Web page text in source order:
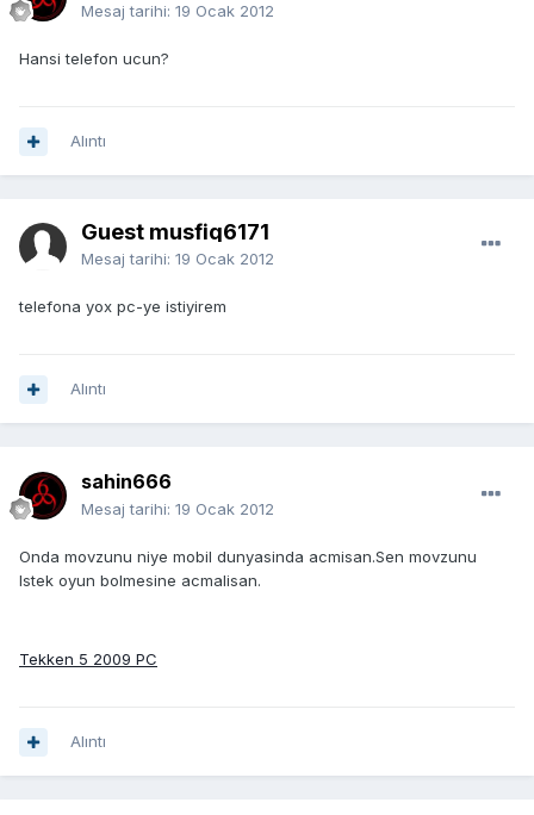
Mesaj tarihi: 19 Ocak 2012
Hansi telefon ucun?
Alıntı
Guest musfiq6171
Mesaj tarihi: 19 Ocak 2012
telefona yox pc-ye istiyirem
Alıntı
sahin666
Mesaj tarihi: 19 Ocak 2012
Onda movzunu niye mobil dunyasinda acmisan.Sen movzunu
Istek oyun bolmesine acmalisan.
Tekken 5 2009 PC
Alıntı